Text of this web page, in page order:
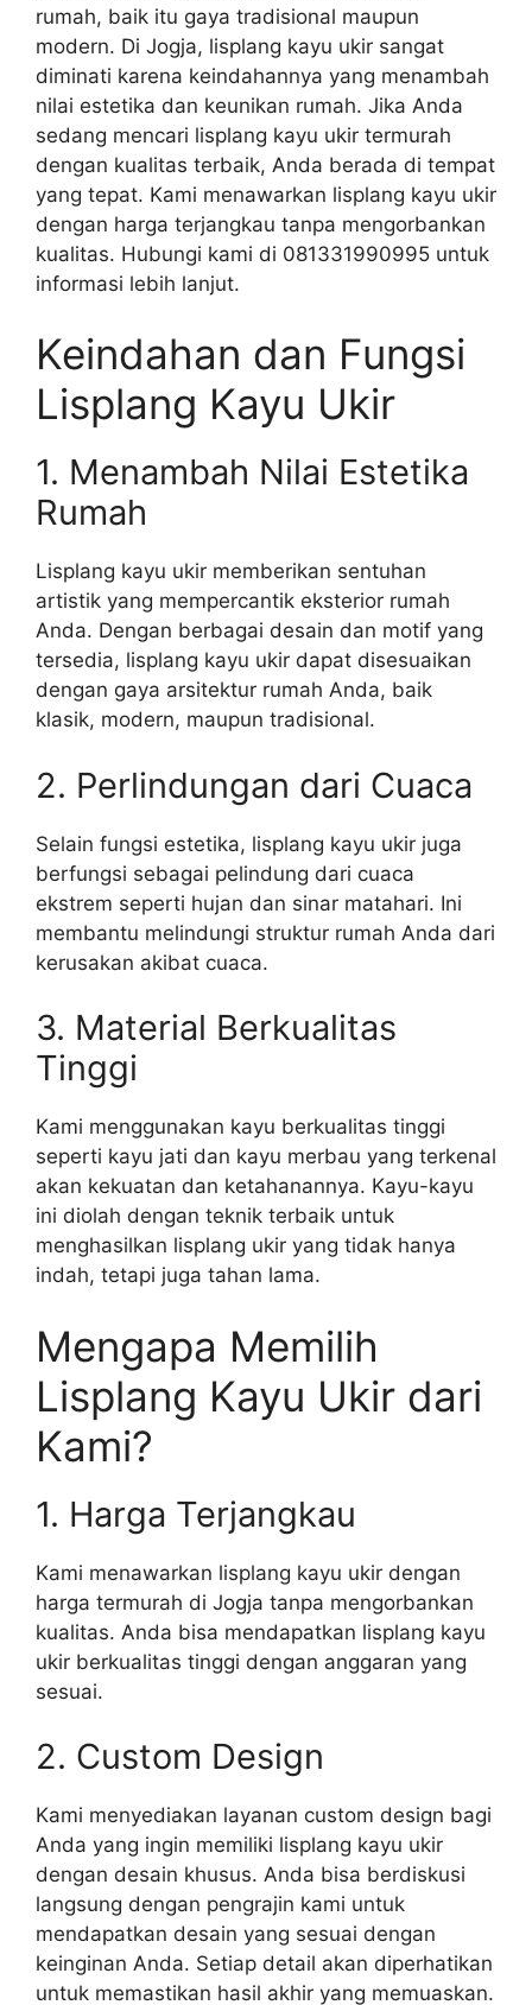
rumah, baik itu gaya tradisional maupun
modern. Di Jogja, lisplang kayu ukir sangat
diminati karena keindahannya yang menambah
nilai estetika dan keunikan rumah. Jika Anda
sedang mencari lisplang kayu ukir termurah
dengan kualitas terbaik, Anda berada di tempat
yang tepat. Kami menawarkan lisplang kayu ukir
dengan harga terjangkau tanpa mengorbankan
kualitas. Hubungi kami di 081331990995 untuk
informasi lebih lanjut.
Keindahan dan Fungsi
Lisplang Kayu Ukir
1. Menambah Nilai Estetika
Rumah
Lisplang kayu ukir memberikan sentuhan
artistik yang mempercantik eksterior rumah
Anda. Dengan berbagai desain dan motif yang
tersedia, lisplang kayu ukir dapat disesuaikan
dengan gaya arsitektur rumah Anda, baik
klasik, modern, maupun tradisional.
2. Perlindungan dari Cuaca
Selain fungsi estetika, lisplang kayu ukir juga
berfungsi sebagai pelindung dari cuaca
ekstrem seperti hujan dan sinar matahari. Ini
membantu melindungi struktur rumah Anda dari
kerusakan akibat cuaca.
3. Material Berkualitas
Tinggi
Kami menggunakan kayu berkualitas tinggi
seperti kayu jati dan kayu merbau yang terkenal
akan kekuatan dan ketahanannya. Kayu-kayu
ini diolah dengan teknik terbaik untuk
menghasilkan lisplang ukir yang tidak hanya
indah, tetapi juga tahan lama.
Mengapa Memilih
Lisplang Kayu Ukir dari
Kami?
1. Harga Terjangkau
Kami menawarkan lisplang kayu ukir dengan
harga termurah di Jogja tanpa mengorbankan
kualitas. Anda bisa mendapatkan lisplang kayu
ukir berkualitas tinggi dengan anggaran yang
sesuai.
2. Custom Design
Kami menyediakan layanan custom design bagi
Anda yang ingin memiliki lisplang kayu ukir
dengan desain khusus. Anda bisa berdiskusi
langsung dengan pengrajin kami untuk
mendapatkan desain yang sesuai dengan
keinginan Anda. Setiap detail akan diperhatikan
untuk memastikan hasil akhir yang memuaskan.